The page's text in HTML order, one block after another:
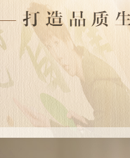
文化体育 冰雪
央博 非遗 文化
超级工厂 智敬中国